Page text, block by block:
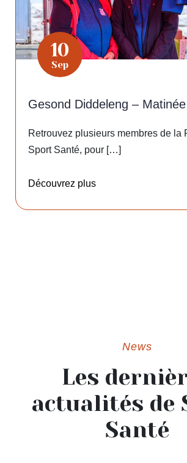
10
Sep
Gesond Diddeleng –
Retrouvez plusieurs membres de la
Sport Santé, pour […]
Découvrez plus
News
Les
actualités de
Santé